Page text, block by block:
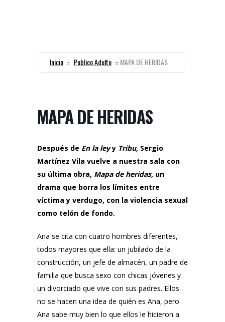
Inicio Publico Adulto MAPA DE HERIDAS
MAPA DE HERIDAS
Después de En la leyy Tribu, Sergio
Martínez Vila vuelve a nuestra sala con
su última obra, Mapa de heridas, un
drama que borra los límites entre
víctima y verdugo, con la violencia sexual
como telón de fondo.
Ana se cita con cuatro hombres diferentes,
todos mayores que ella: un jubilado de la
construcción, un jefe de almacén, un padre de
familia que busca sexo con chicas jóvenes y
un divorciado que vive con sus padres. Ellos
no se hacen una idea de quién es Ana, pero
Ana sabe muy bien lo que ellos le hicieron a